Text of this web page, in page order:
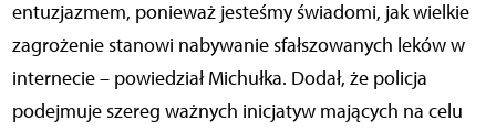
entuzjazmem, ponieważ jesteśmy świadomi, jak wielkie
zagrożenie stanowi nabywanie sfałszowanych leków w
internecie – powiedział Michułka. Dodał, że policja
podejmuje szereg ważnych inicjatyw mających na celu